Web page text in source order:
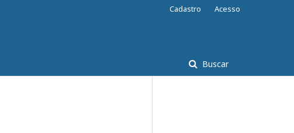
Buscar
Cadastro Acesso